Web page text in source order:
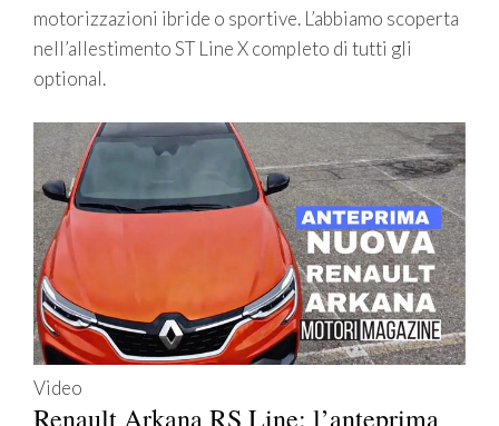
motorizzazioni ibride o sportive. L’abbiamo scoperta
nell’allestimento ST Line X completo di tutti gli
optional.
Video
Renault Arkana RS Line: l’anteprima